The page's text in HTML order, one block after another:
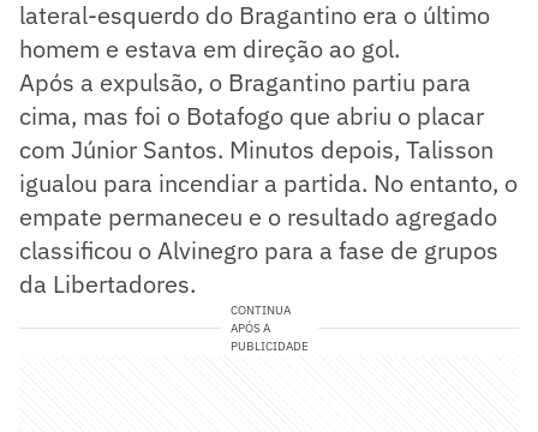
lateral-esquerdo do Bragantino era o último
homem e estava em direção ao gol.
Após a expulsão, o Bragantino partiu para
cima, mas foi o Botafogo que abriu o placar
com Júnior Santos. Minutos depois, Talisson
igualou para incendiar a partida. No entanto, o
empate permaneceu e o resultado agregado
classificou o Alvinegro para a fase de grupos
da Libertadores.
CONTINUA
APÓS A
PUBLICIDADE